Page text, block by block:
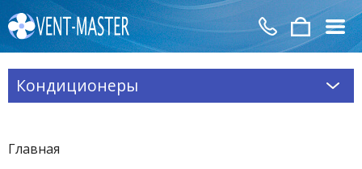
Главная
Кондиционеры